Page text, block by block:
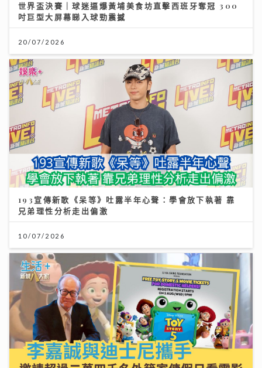
世界盃決賽｜球迷逼爆黃埔美食坊直擊西班牙奪冠 300
吋巨型大屏幕睇入球勁震撼
20/07/2026
193宣傳新歌《呆等》吐露半年心聲：學會放下執著 靠
兄弟理性分析走出偏激
10/07/2026